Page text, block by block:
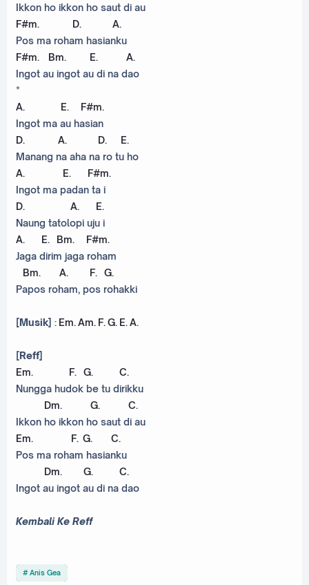
Ikkon ho ikkon ho saut di au
F#m. D. A.
Pos ma roham hasianku
F#m. Bm. E. A.
Ingot au ingot au di na dao
*
A. E. F#m.
Ingot ma au hasian
D. A. D. E.
Manang na aha na ro tu ho
A. E. F#m.
Ingot ma padan ta i
D. A. E.
Naung tatolopi uju i
A. E. Bm. F#m.
Jaga dirim jaga roham
Bm. A. F. G.
Papos roham, pos rohakki
[Musik] : Em. Am. F. G. E. A.
[Reff]
Em. F. G. C.
Nungga hudok be tu dirikku
Dm. G. C.
Ikkon ho ikkon ho saut di au
Em. F. G. C.
Pos ma roham hasianku
Dm. G. C.
Ingot au ingot au di na dao
Kembali Ke Reff
Anis Gea